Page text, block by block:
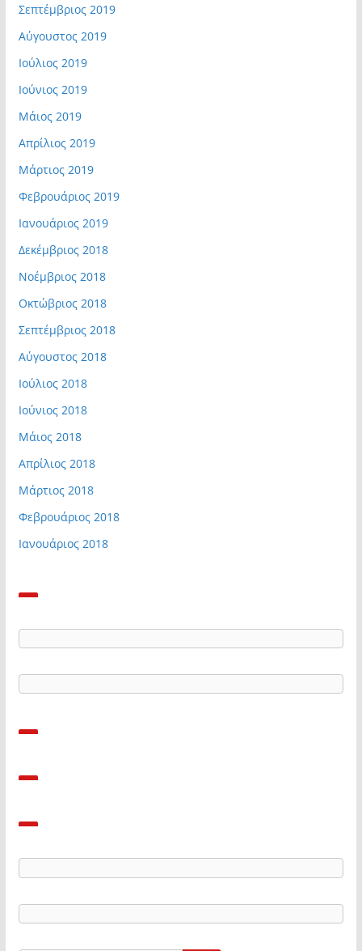
Σεπτέμβριος 2019
Αύγουστος 2019
Ιούλιος 2019
Ιούνιος 2019
Μάιος 2019
Απρίλιος 2019
Μάρτιος 2019
Φεβρουάριος 2019
Ιανουάριος 2019
Δεκέμβριος 2018
Νοέμβριος 2018
Οκτώβριος 2018
Σεπτέμβριος 2018
Αύγουστος 2018
Ιούλιος 2018
Ιούνιος 2018
Μάιος 2018
Απρίλιος 2018
Μάρτιος 2018
Φεβρουάριος 2018
Ιανουάριος 2018